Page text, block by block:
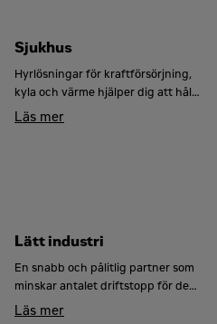
Sjukhus
Hyrlösningar för kraftförsörjning,
kyla och värme hjälper dig att hålla
sjukhusverksamheten i gång.
Läs mer
Lätt industri
En snabb och pålitlig partner som
minskar antalet driftstopp för den
lätta industrin.
Läs mer